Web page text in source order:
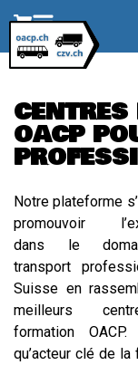
OACP
Notre plateforme
promouvoir
dans le
transport
Suisse en
meilleurs
formation
qu’acteur clé de la